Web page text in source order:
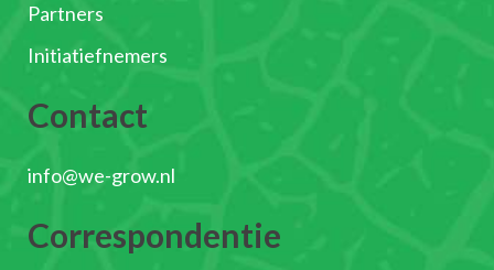
Partners
Initiatiefnemers
Contact
info@we-grow.nl
Correspondentie